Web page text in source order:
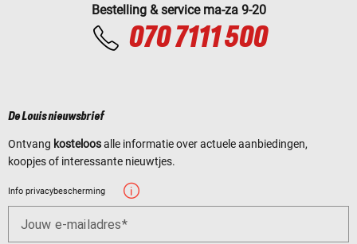
Bestelling & service ma-za 9-20
070 7111 500
De Louis nieuwsbrief
Ontvang kosteloosalle informatie over actuele aanbiedingen,
koopjes of interessante nieuwtjes.
Info privacybescherming
Jouw e-mailadres